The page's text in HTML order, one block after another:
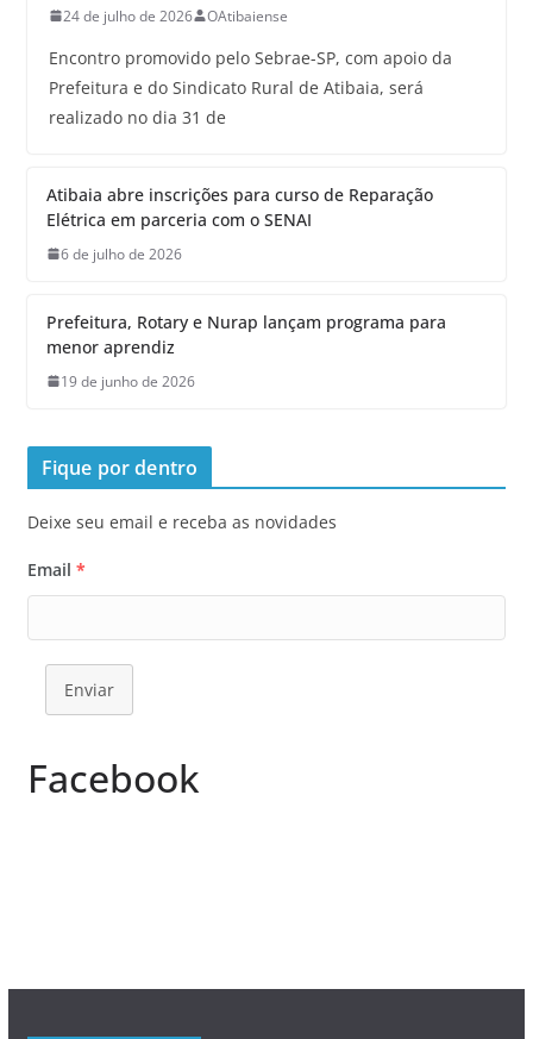
24 de julho de 2026 OAtibaiense
Encontro promovido pelo Sebrae-SP, com apoio da
Prefeitura e do Sindicato Rural de Atibaia, será
realizado no dia 31 de
Atibaia abre inscrições para curso de Reparação
Elétrica em parceria com o SENAI
6 de julho de 2026
Prefeitura, Rotary e Nurap lançam programa para
menor aprendiz
19 de junho de 2026
Fique por dentro
Deixe seu email e receba as novidades
Email *
Enviar
Facebook